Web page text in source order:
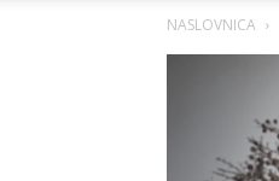
NASLOVNICA